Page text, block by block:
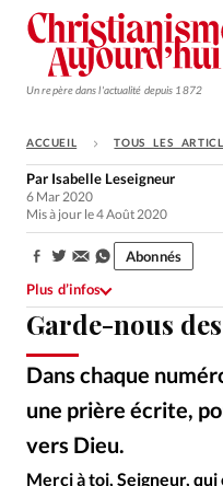
Un repère dans l'actualité depuis 1872
Monde
Opinions
Tous les articles
Faire un don
Se connecter
ACCUEIL TOUS LES
Garde-nous
Dans chaque
une prière écrite,
vers Dieu.
Par Isabelle Leseigneur
6 Mar 2020
Mis à jour le 4 Août 2020
Partager:
Abonnés
Plus d’infos
Merci à toi, Seigneur,